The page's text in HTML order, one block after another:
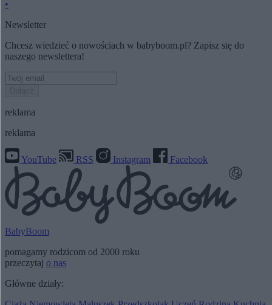
•
Newsletter
Chcesz wiedzieć o nowościach w babyboom.pl? Zapisz się do
naszego newslettera!
reklama
reklama
YouTube RSS Instagram Facebook
BabyBoom
pomagamy rodzicom od 2000 roku
przeczytaj o nas
Główne działy: